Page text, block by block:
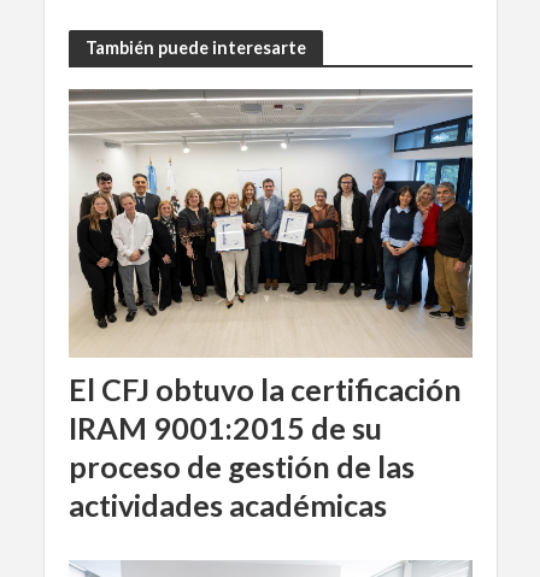
También puede interesarte
El CFJ obtuvo la certificación
IRAM 9001:2015 de su
proceso de gestión de las
actividades académicas